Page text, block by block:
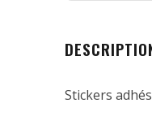
Stickers